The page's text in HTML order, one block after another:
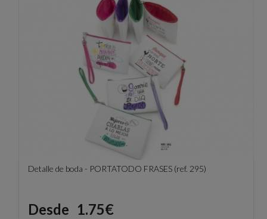
Detalle de boda - PORTATODO FRASES (ref. 295)
Precio
Desde 1.75€